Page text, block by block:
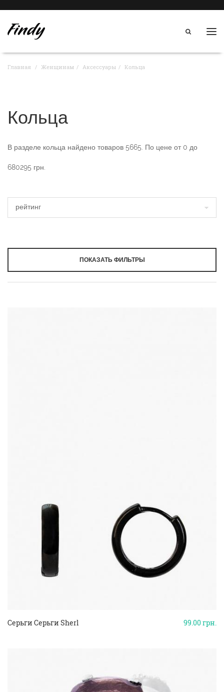
Главная Женщинам Аксессуары Кольца
Кольца
В разделе кольца найдено товаров 5665 . По цене от0 до
680295 грн.
ПОКАЗАТЬ ФИЛЬТРЫ
99.00грн.
Серьги Серьги Sherl